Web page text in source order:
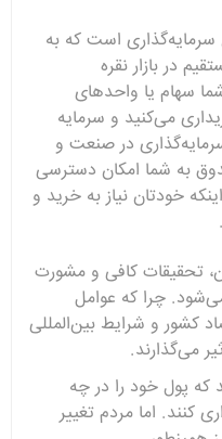
است که به
در بازار نقره
سهام یا واحدهای
می‌کنید و سرمایه
در صنعت و
به شما امکان دسترسی
خودتان نیاز به خرید و
تحقیقات کافی و مشورت
چرا که عوامل
کشور و شرایط بین‌المللی
می‌گذارند.
که پول خود را در چه
کنند. اما مردم تغییر